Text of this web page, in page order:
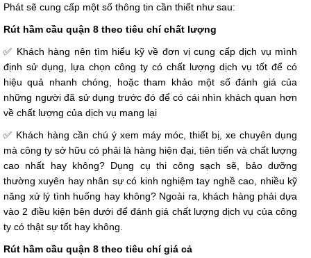
Phát sẽ cung cấp một số thông tin cần thiết như sau:
Rút hầm cầu quận 8 theo tiêu chí chất lượng
✅ Khách hàng nên tìm hiểu kỹ về đơn vị cung cấp dịch vụ mình
định sử dụng, lựa chọn công ty có chất lượng dịch vụ tốt để có
hiệu quả nhanh chóng, hoặc tham khảo một số đánh giá của
những người đã sử dụng trước đó để có cái nhìn khách quan hơn
về chất lượng của dịch vụ mang lại
✅ Khách hàng cần chú ý xem máy móc, thiết bị, xe chuyên dụng
mà công ty sở hữu có phải là hàng hiện đại, tiên tiến và chất lượng
cao nhất hay không? Dụng cụ thi công sạch sẽ, bảo dưỡng
thường xuyên hay nhân sự có kinh nghiệm tay nghề cao, nhiều kỹ
năng xử lý tình huống hay không? Ngoài ra, khách hàng phải dựa
vào 2 điều kiện bên dưới để đánh giá chất lượng dịch vụ của công
ty có thật sự tốt hay không.
Rút hầm cầu quận 8 theo tiêu chí giá cả